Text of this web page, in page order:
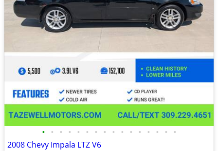
• • • • • • • • • • • • • • • •
2008 Chevy Impala LTZ V6